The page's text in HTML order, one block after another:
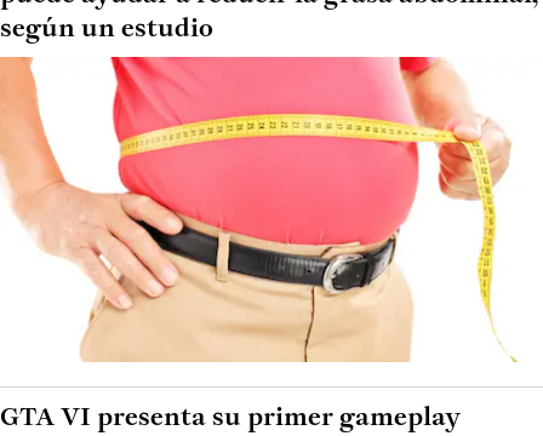
según un estudio
GTA VI presenta su primer gameplay